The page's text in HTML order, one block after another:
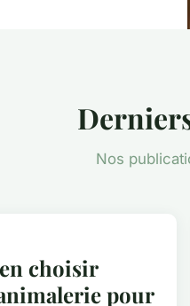
Nos
choisir
pour